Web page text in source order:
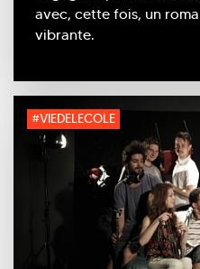
avec, cette fois, un
vibrante.
#VIEDELECOLE